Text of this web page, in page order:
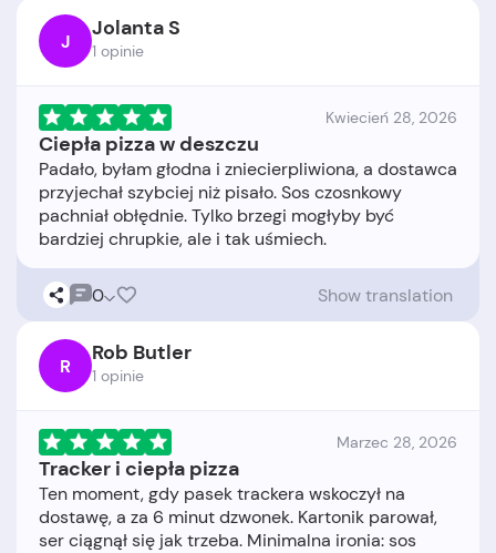
J Jolanta S
1 opinie
Kwiecień 28, 2026
Ciepła pizza w deszczu
Padało, byłam głodna i zniecierpliwiona, a dostawca
przyjechał szybciej niż pisało. Sos czosnkowy
pachniał obłędnie. Tylko brzegi mogłyby być
0 Show translation
R Rob Butler
1 opinie
Marzec 28, 2026
Tracker i ciepła pizza
Ten moment, gdy pasek trackera wskoczył na
dostawę, a za 6 minut dzwonek. Kartonik parował,
ser ciągnął się jak trzeba. Minimalna ironia: sos